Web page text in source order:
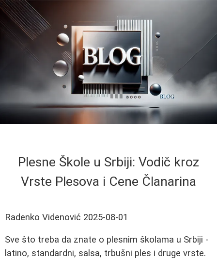
Plesne Škole u Srbiji: Vodič kroz
Vrste Plesova i Cene Članarina
Radenko Videnović 2025-08-01
Sve što treba da znate o plesnim školama u Srbiji -
latino, standardni, salsa, trbušni ples i druge vrste.